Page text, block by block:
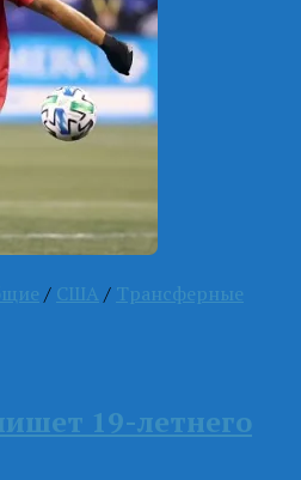
/ США / Трансферные
19-летнего